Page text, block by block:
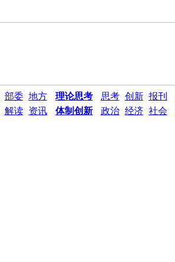
部委 地方 理论思考 思考 创新 报刊
解读 资讯 体制创新 政治 经济 社会